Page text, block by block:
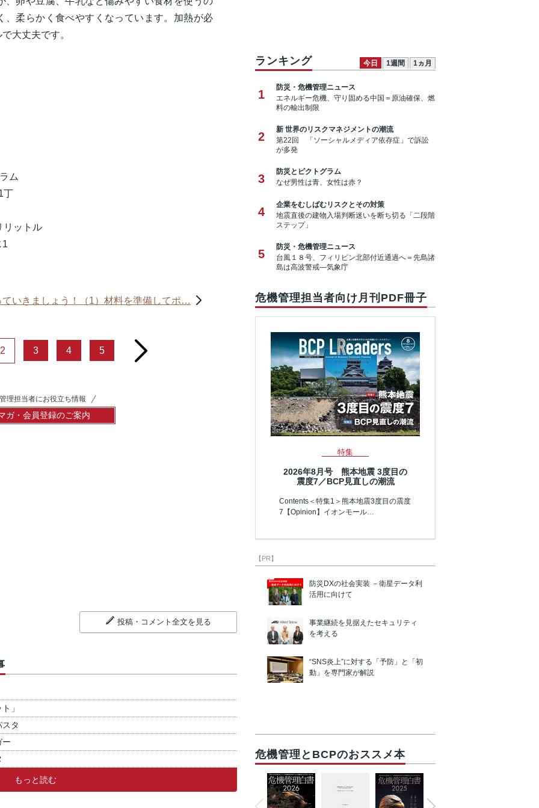
、柔らかく食べやすくなっています。加熱が必
大丈夫です。
ム
トル
ていきましょう！（1）材料を準備してポ…
2 3 4 5 next
理担当者にお役立ち情報
ガ・会員登録のご案内
投稿・コメント全文を見る
」
タ
ー
もっと読む
ランキング 今日 1週間 1ヵ月
1
防災・危機管理ニュース
エネルギー危機、守り固める中国＝原油確保、燃
料の輸出制限
2
新 世界のリスクマネジメントの潮流
第22回 「ソーシャルメディア依存症」で訴訟
が多発
3
防災とピクトグラム
なぜ男性は青、女性は赤？
4
企業をむしばむリスクとその対策
地震直後の建物入場判断迷いを断ち切る「二段階
ステップ」
5
防災・危機管理ニュース
台風１８号、フィリピン北部付近通過へ＝先島諸
島は高波警戒―気象庁
危機管理担当者向け月刊PDF冊子
特集
2026年8月号 熊本地震 3度目の
震度7／BCP見直しの潮流
Contents＜特集1＞熊本地震3度目の震度
7【Opinion】イオンモール…
【PR】
防災DXの社会実装 －衛星データ利
活用に向けて
事業継続を見据えたセキュリティ
を考える
“SNS炎上”に対する「予防」と「初
動」を専門家が解説
危機管理とBCPのおススメ本